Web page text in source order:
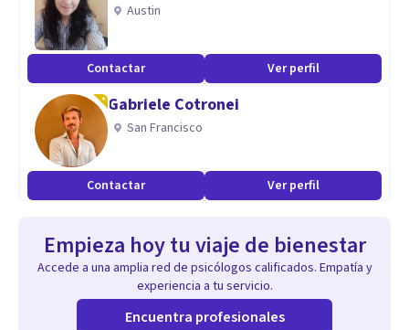
Austin
Contactar Ver perfil
Gabriele Cotronei
San Francisco
Contactar Ver perfil
Empieza hoy tu viaje de bienestar
Accede a una amplia red de psicólogos calificados. Empatía y
experiencia a tu servicio.
Encuentra profesionales